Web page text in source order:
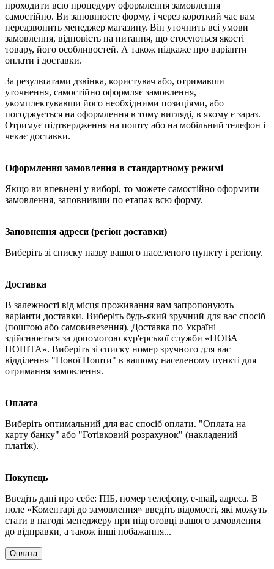
проходити всю процедуру оформлення замовлення
самостійно. Ви заповнюєте форму, і через короткий час вам
передзвонить менеджер магазину. Він уточнить всі умови
замовлення, відповість на питання, що стосуються якості
товару, його особливостей. А також підкаже про варіанти
оплати і доставки.
За результатами дзвінка, користувач або, отримавши
уточнення, самостійно оформляє замовлення,
укомплектувавши його необхідними позиціями, або
погоджується на оформлення в тому вигляді, в якому є зараз.
Отримує підтвердження на пошту або на мобільний телефон і
чекає доставки.
Оформлення замовлення в стандартному режимі
Якщо ви впевнені у виборі, то можете самостійно оформити
замовлення, заповнивши по етапах всю форму.
Заповнення адреси (регіон доставки)
Виберіть зі списку назву вашого населеного пункту і регіону.
Доставка
В залежності від місця проживання вам запропонують
варіанти доставки. Виберіть будь-який зручний для вас спосіб
(поштою або самовивезення). Доставка по Україні
здійснюється за допомогою кур'єрської служби «НОВА
ПОШТА». Виберіть зі списку номер зручного для вас
відділення "Нової Пошти" в вашому населеному пункті для
отримання замовлення.
Оплата
Виберіть оптимальний для вас спосіб оплати. "Оплата на
карту банку" або "Готівковий розрахунок" (накладений
платіж).
Покупець
Введіть дані про себе: ПІБ, номер телефону, e-mail, адреса. В
поле «Коментарі до замовлення» введіть відомості, які можуть
стати в нагоді менеджеру при підготовці вашого замовлення
до відправки, а також інші побажання...
Оплата